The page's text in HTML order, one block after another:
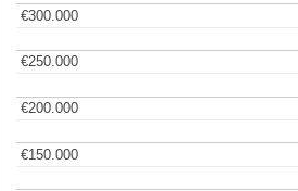
€150.000
€150.000
€200.000
€200.000
€250.000
€250.000
€300.000
€300.000